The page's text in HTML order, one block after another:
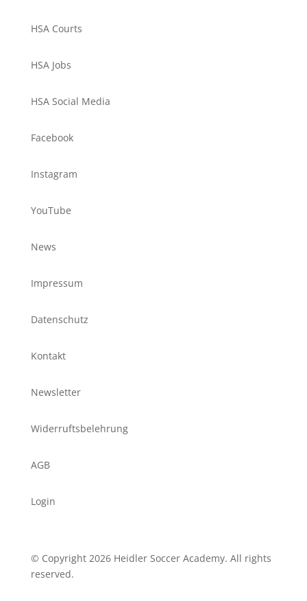
HSA Courts
HSA Jobs
HSA Social Media
Facebook
Instagram
YouTube
News
Impressum
Datenschutz
Kontakt
Newsletter
Widerruftsbelehrung
AGB
Login
© Copyright 2026 Heidler Soccer Academy. All rights
reserved.